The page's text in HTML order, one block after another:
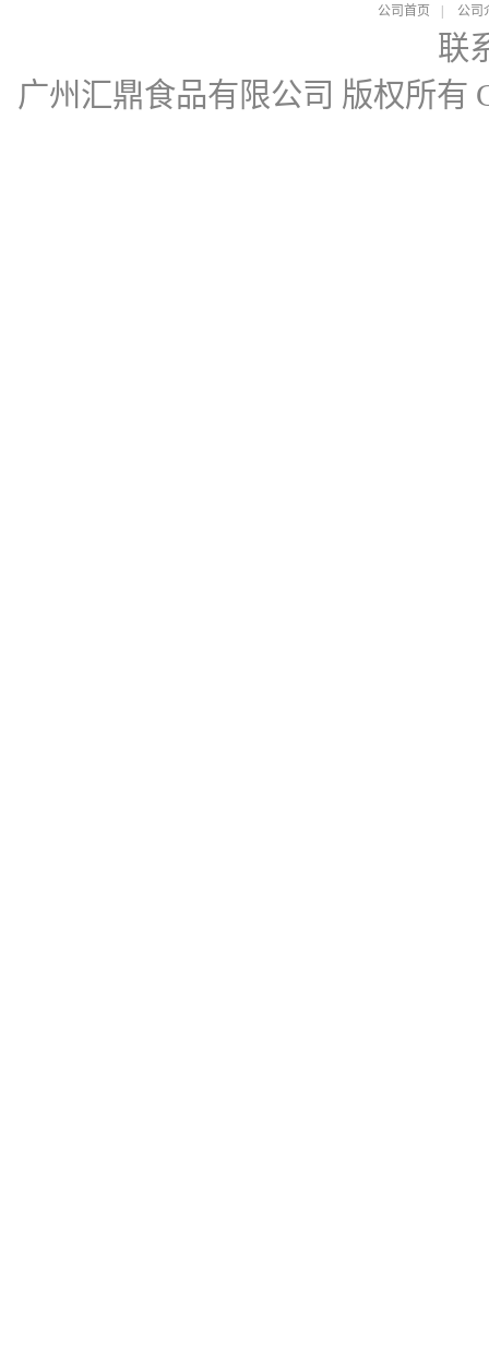
公司首页 公司
联
广州汇鼎食品有限公司 版权所有